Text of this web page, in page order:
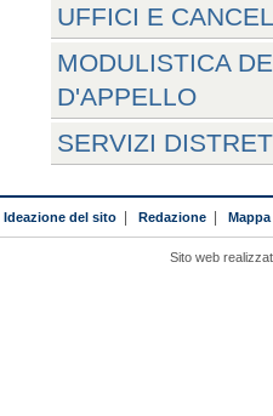
UFFICI E
MODULISTICA
D'APPELLO
SERVIZI
Ideazione del sito| Redazione|
Sito web